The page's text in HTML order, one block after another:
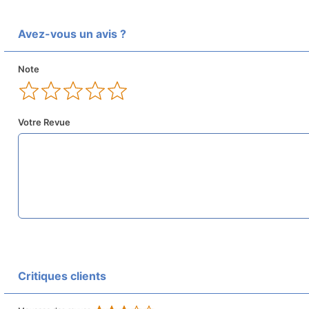
Avez-vous un avis ?
Note
Votre Revue
Critiques clients